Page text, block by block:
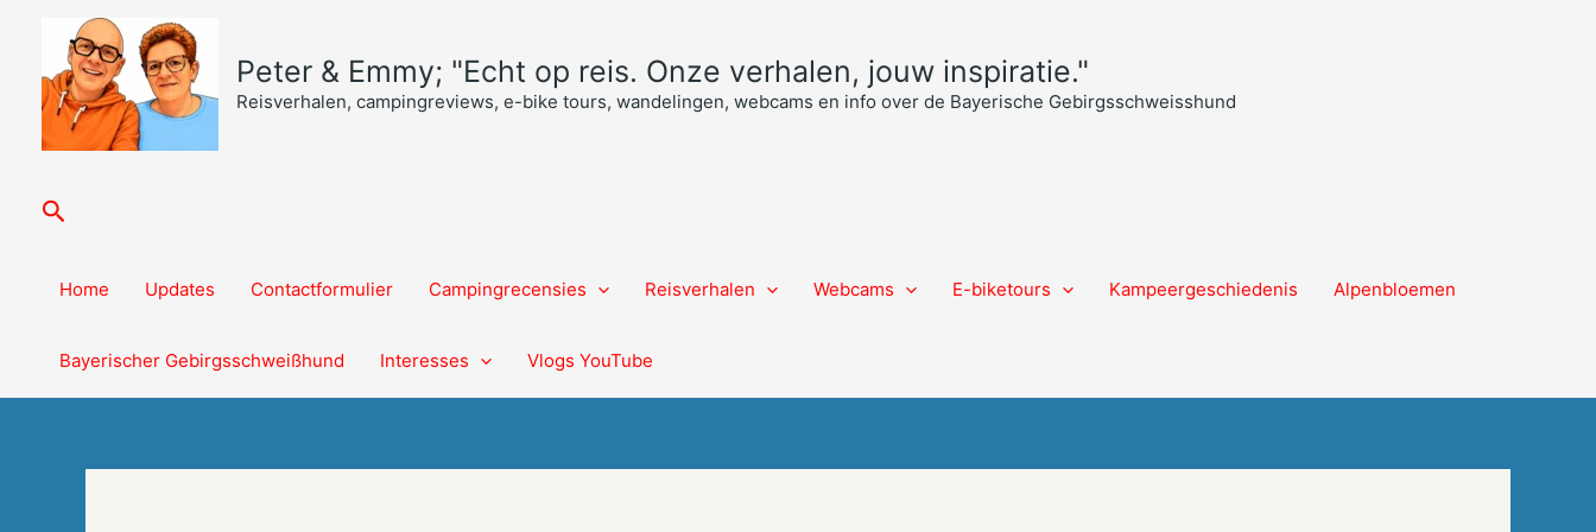
inhoud
Peter & Emmy; "Echt op reis. Onze verhalen, jouw inspiratie."
Reisverhalen, campingreviews, e-bike tours, wandelingen, webcams en info over de Bayerische Gebirgsschweisshund
Zoeken
Home Updates Contactformulier Campingrecensies Reisverhalen Webcams E-biketours Kampeergeschiedenis Alpenbloemen
Bayerischer Gebirgsschweißhund Interesses Vlogs YouTube